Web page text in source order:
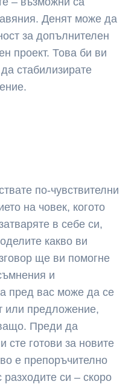
Денят може да
за допълнителен
проект. Това би ви
стабилизирате
по-чувствителни
на човек, когото
в себе си,
какво ви
ще ви помогне
и
пред вас може да се
или предложение,
Преди да
сте готови за новите
е препоръчително
си – скоро